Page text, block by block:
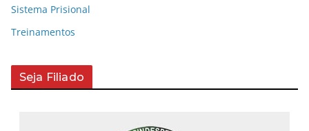
Sistema Prisional
Treinamentos
Seja Filiado